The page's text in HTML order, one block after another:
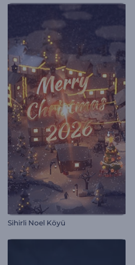
Sihirli Noel Köyü